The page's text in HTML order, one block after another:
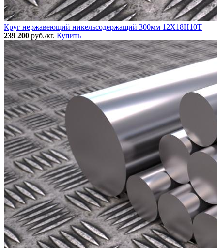
Круг нержавеющий никельсодержащий 300мм 12Х18Н10Т
239 200 руб./кг. Купить